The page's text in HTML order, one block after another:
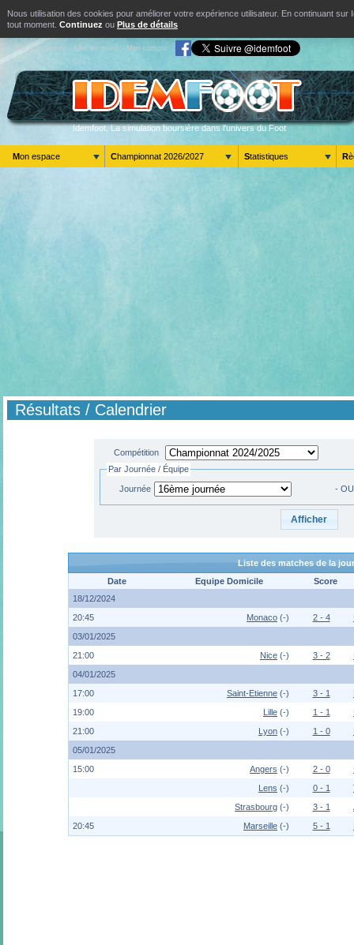
Nous utilisation des cookies pour améliorer votre expérience utilisateur. En continuant
tout moment. Continuez ou Plus de détails
Aller au contenu Aller au menu Mon compte
Idemfoot. La simulation boursière dans l'univers du Foot
Mon espace Championnat 2026/2027 Statistiques
Résultats / Calendrier
Compétition
Par Journée / Équipe
Journée -
Liste des matches de la
Date
Equipe Domicile
Score
18/12/2024
20:45
Monaco (-) 2 - 4
03/01/2025
21:00
Nice (-) 3 - 2
04/01/2025
17:00
Saint-Etienne (-) 3 - 1
19:00
Lille (-) 1 - 1
21:00
Lyon (-) 1 - 0
05/01/2025
15:00
Angers (-) 2 - 0
Lens (-) 0 - 1
Strasbourg (-) 3 - 1
20:45
Marseille (-) 5 - 1